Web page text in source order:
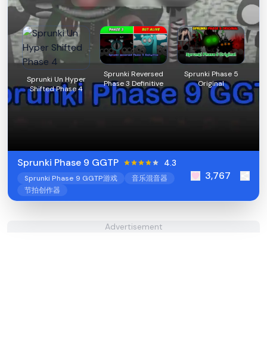
Sprunki Un Hyper
Shifted Phase 4
Sprunki Reversed
Phase 3 Definitive
Sprunki Phase 5
Original
Sprunki Phase 9 GGTP 4.3
Sprunki Phase 9 GGTP游戏
音乐混音器
节拍创作器
3,767
Advertisement